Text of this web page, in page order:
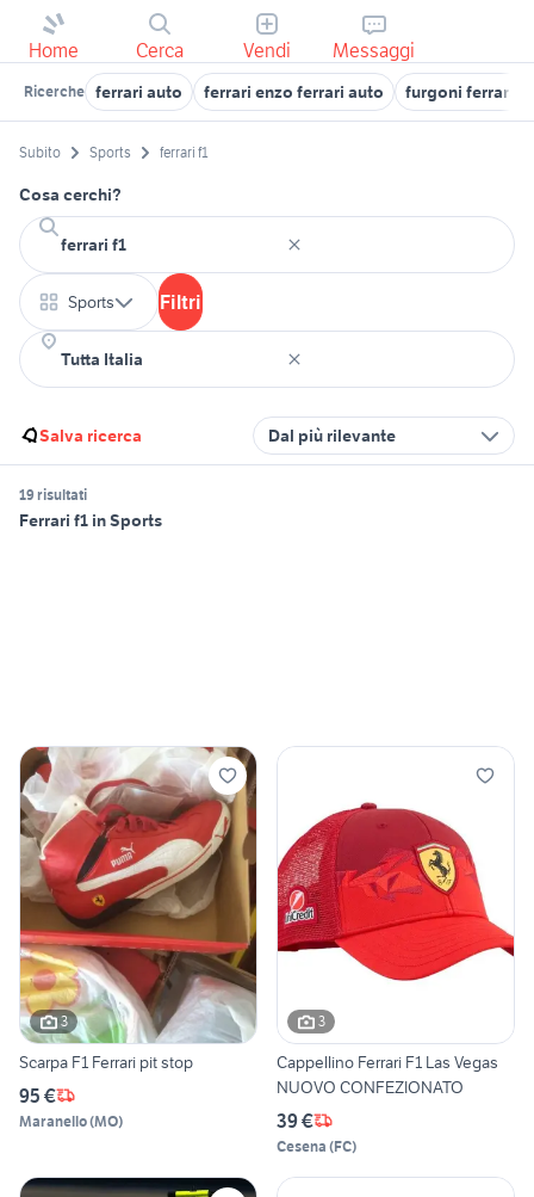
Home Cerca Vendi Messaggi
Ricerche ferrari auto ferrari enzo ferrari auto furgoni ferrara
Subito Sports ferrari f1
Cosa cerchi?
Sports Filtri
Salva ricerca Dal più rilevante
19 risultati
Ferrari f1 in Sports
3
Scarpa F1 Ferrari pit stop
95 €
Maranello(MO)
3
Cappellino Ferrari F1 Las Vegas
NUOVO CONFEZIONATO
39 €
Cesena (FC)